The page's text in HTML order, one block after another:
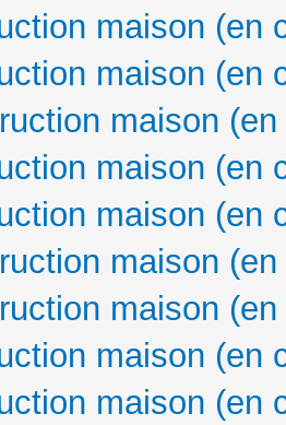
maison (en
maison (en
maison
maison (en
maison (en
maison
maison
maison (en
maison (en